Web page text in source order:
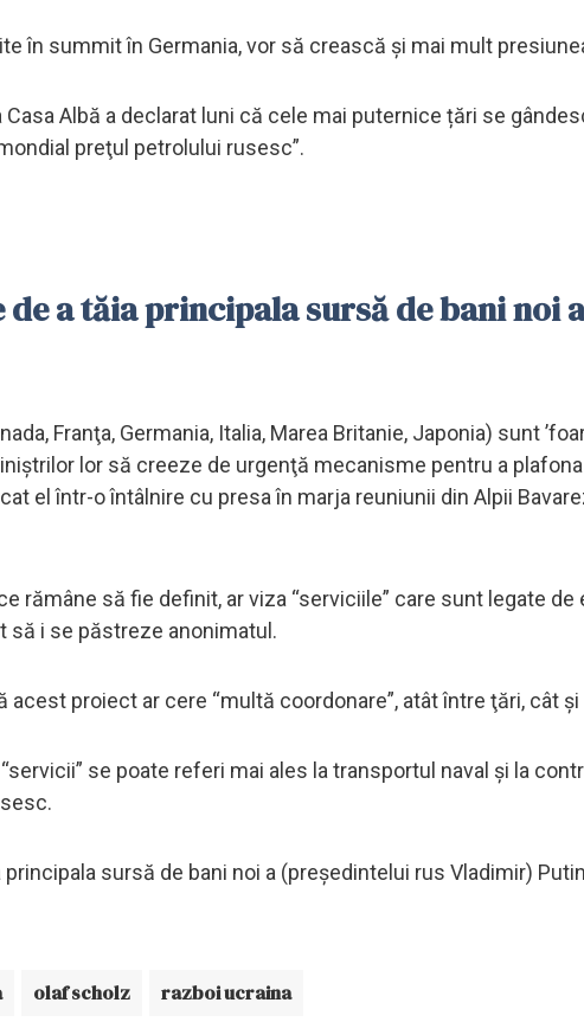
în summit în Germania, vor să crească şi mai mult
Casa Albă a declarat luni că cele mai puternice țări se
preţul petrolului rusesc”.
de a tăia principala sursă de bani noi
Franţa, Germania, Italia, Marea Britanie, Japonia) sunt
lor să creeze de urgenţă mecanisme pentru a
el într-o întâlnire cu presa în marja reuniunii din Alpii
rămâne să fie definit, ar viza “serviciile” care sunt legate
să i se păstreze anonimatul.
acest proiect ar cere “multă coordonare”, atât între ţări, cât
se poate referi mai ales la transportul naval şi la
sursă de bani noi a (preşedintelui rus Vladimir)
olaf scholz razboi ucraina